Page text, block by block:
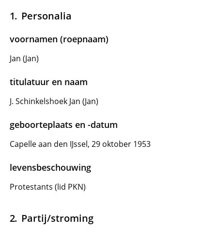
Personalia
voornamen (roepnaam)
Jan (Jan)
titulatuur en naam
J. Schinkelshoek Jan (Jan)
geboorteplaats en -datum
Capelle aan den IJssel, 29 oktober 1953
levensbeschouwing
Protestants (lid PKN)
Partij/stroming